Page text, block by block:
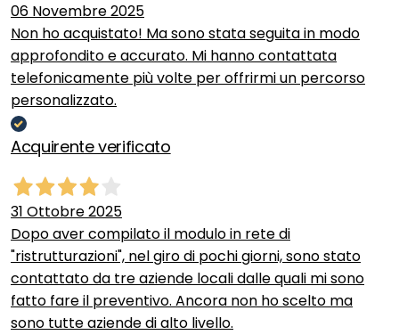
06 Novembre 2025
Non ho acquistato! Ma sono stata seguita in modo
approfondito e accurato. Mi hanno contattata
telefonicamente più volte per offrirmi un percorso
personalizzato.
Acquirente verificato
31 Ottobre 2025
Dopo aver compilato il modulo in rete di
"ristrutturazioni", nel giro di pochi giorni, sono stato
contattato da tre aziende locali dalle quali mi sono
fatto fare il preventivo. Ancora non ho scelto ma
sono tutte aziende di alto livello.